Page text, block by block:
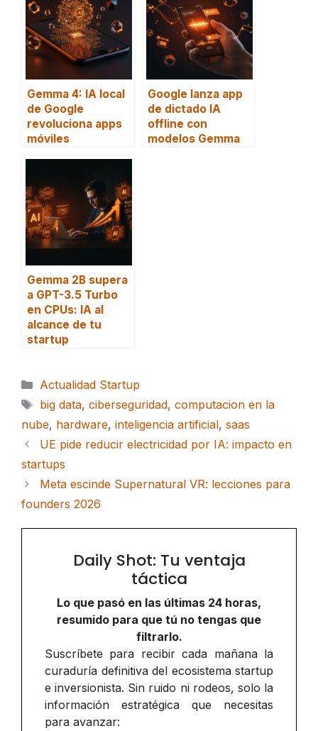
Gemma 4: IA local
de Google
revoluciona apps
móviles
Google lanza app
de dictado IA
offline con
modelos Gemma
Gemma 2B supera
a GPT-3.5 Turbo
en CPUs: IA al
alcance de tu
startup
Categorías
Actualidad Startup
Etiquetas
big data, ciberseguridad, computacion en la
nube, hardware, inteligencia artificial, saas
UE pide reducir electricidad por IA: impacto en
startups
Meta escinde Supernatural VR: lecciones para
founders 2026
Daily Shot: Tu ventaja
táctica
Lo que pasó en las últimas 24 horas,
resumido para que tú no tengas que
filtrarlo.
Suscríbete para recibir cada mañana la
curaduría definitiva del ecosistema startup
e inversionista. Sin ruido ni rodeos, solo la
información estratégica que necesitas
para avanzar: